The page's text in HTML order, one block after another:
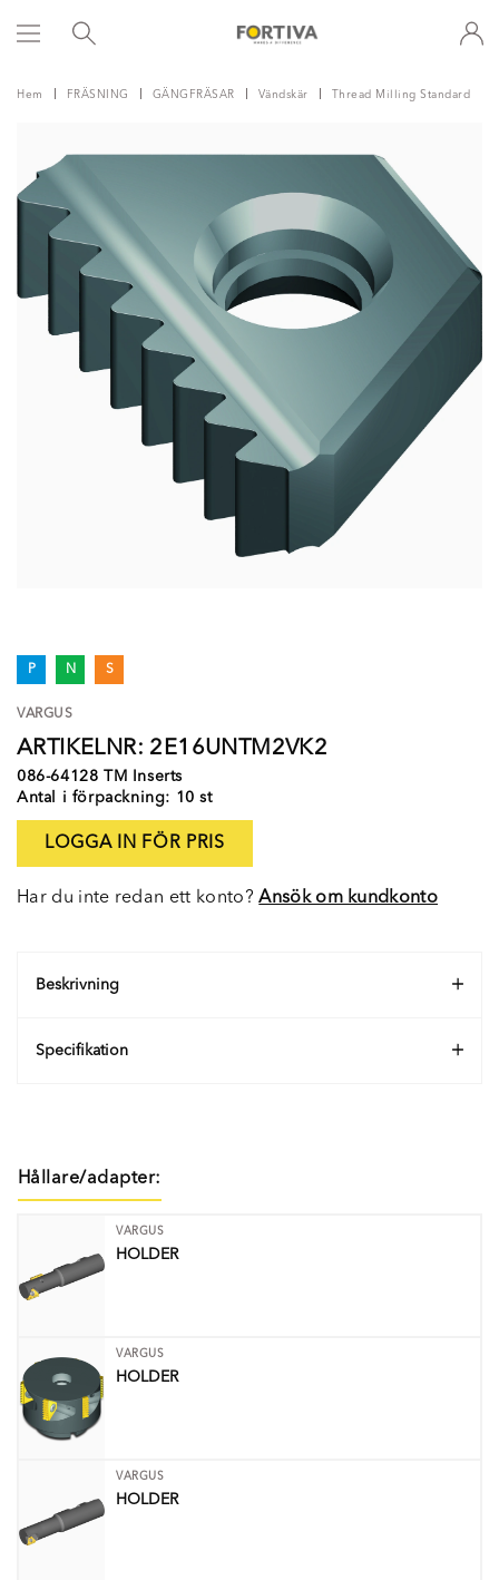
Hem FRÄSNING GÄNGFRÄSAR Vändskär Thread Milling Standard
P N S
VARGUS
ARTIKELNR: 2E16UNTM2VK2
086-64128 TM Inserts
Antal i förpackning: 10 st
LOGGA IN FÖR PRIS
Har du inte redan ett konto?Ansök om kundkonto
Beskrivning
Specifikation
Hållare/adapter:
VARGUS
HOLDER
VARGUS
HOLDER
VARGUS
HOLDER